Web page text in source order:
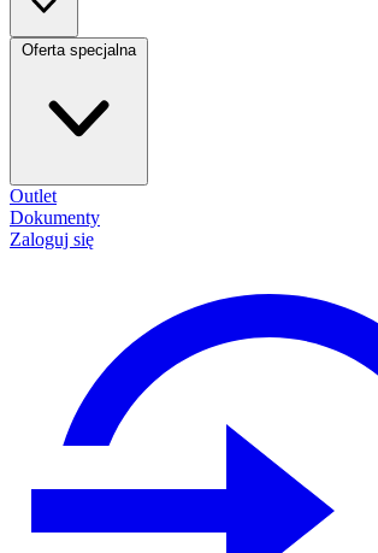
Oferta specjalna
Outlet
Dokumenty
Zaloguj się